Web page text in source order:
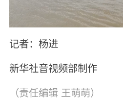
记者：杨进
新华社音视频部制作
（责任编辑 王萌萌）